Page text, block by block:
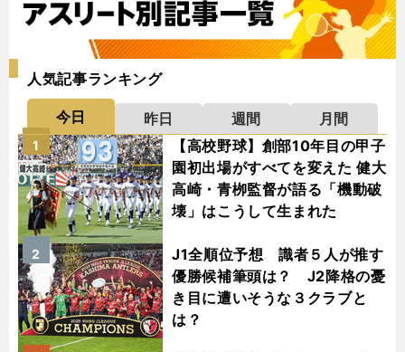
人気記事ランキング
今日 昨日 週間
月間
【高校野球】創部10年目の甲子
園初出場がすべてを変えた 健大
高崎・青栁監督が語る「機動破
壊」はこうして生まれた
1
J1全順位予想 識者５人が推す
優勝候補筆頭は？ J2降格の憂
き目に遭いそうな３クラブと
は？
2